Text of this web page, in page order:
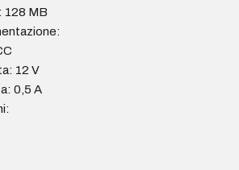
128 MB
12 V
0,5 A